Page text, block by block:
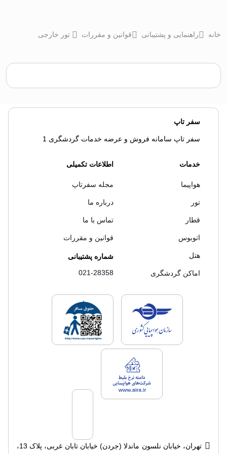
خانه راهنمایی و پشتیبانی قوانین و مقررات تور خارجی
سفر تاپ
سفر تاپ سامانه فروش و عرضه خدمات گردشگری 1
خدمات
هواپیما
تور
قطار
اتوبوس
هتل
اماکن گردشگری
اطلاعات تکمیلی
مجله سفرتاپ
درباره ما
تماس با ما
قوانین و مقررات
شماره پشتیبانی
021-28358
لایسنس های فروش سفرتاپلایسنس های
لایسنس های فروش سفرتاپ
تهران، خیابان نلسون ماندلا (جردن) خیابان تابان غربی، پلاک 13،